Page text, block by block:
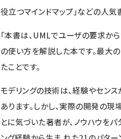
役立つマインドマップ」などの人
「本書は、UMLでユーザの要求か
の使い方を解説した本です。最大
たことです。
モデリングの技術は、経験やセン
あります。しかし、実際の開発の
とに気づいた著者が、ノウハウを